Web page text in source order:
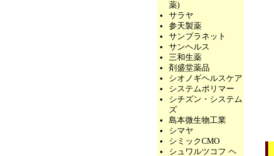
薬)
サラヤ
参天製薬
サンプラネット
サンヘルス
三和生薬
剤盛堂薬品
シオノギヘルスケア
システムポリマー
シチズン・システム
ズ
島本微生物工業
シマヤ
シミックCMO
シュワルツコフ ヘ